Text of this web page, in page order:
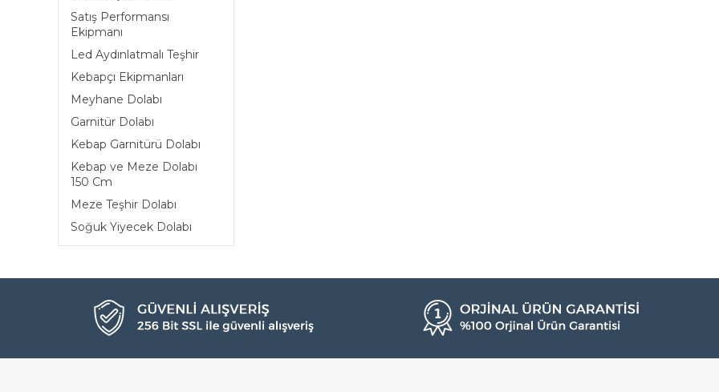
Satış Performansı
Ekipmanı
Led Aydınlatmalı Teşhir
Kebapçı Ekipmanları
Meyhane Dolabı
Garnitür Dolabı
Kebap Garnitürü Dolabı
Kebap ve Meze Dolabı
150 Cm
Meze Teşhir Dolabı
Soğuk Yiyecek Dolabı